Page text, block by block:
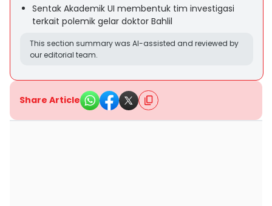
Sentak Akademik UI membentuk tim investigasi
terkait polemik gelar doktor Bahlil
This section summary was AI-assisted and reviewed by
our editorial team.
Share Article